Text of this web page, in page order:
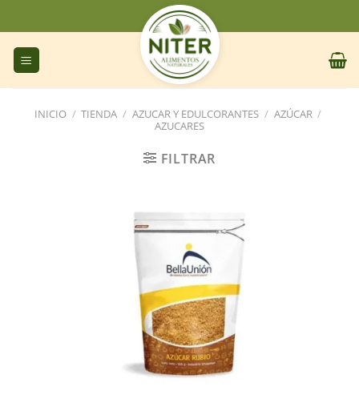
al
contenido
INICIO / TIENDA / AZUCAR Y EDULCORANTES / AZÚCAR /
AZUCARES
FILTRAR